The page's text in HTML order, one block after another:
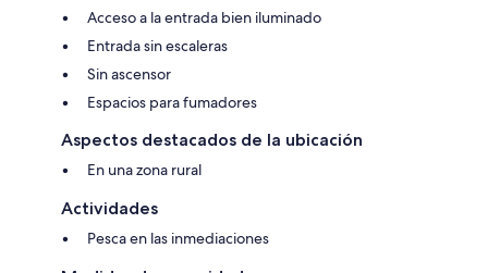
Acceso a la entrada bien iluminado
Entrada sin escaleras
Sin ascensor
Espacios para fumadores
Aspectos destacados de la ubicación
En una zona rural
Actividades
Pesca en las inmediaciones